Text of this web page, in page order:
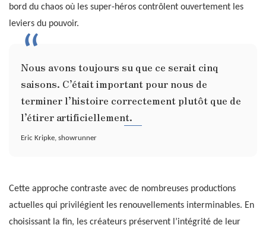
bord du chaos où les super-héros contrôlent ouvertement les
leviers du pouvoir.
Nous avons toujours su que ce serait cinq
saisons. C’était important pour nous de
terminer l’histoire correctement plutôt que de
l’étirer artificiellement.
Eric Kripke, showrunner
Cette approche contraste avec de nombreuses productions
actuelles qui privilégient les renouvellements interminables. En
choisissant la fin, les créateurs préservent l’intégrité de leur